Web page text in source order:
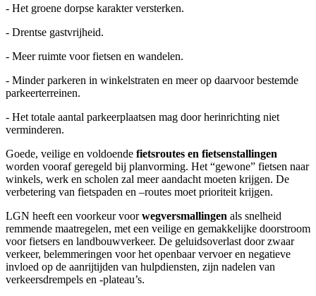
- Het groene dorpse karakter versterken.
- Drentse gastvrijheid.
- Meer ruimte voor fietsen en wandelen.
- Minder parkeren in winkelstraten en meer op daarvoor bestemde
parkeerterreinen.
- Het totale aantal parkeerplaatsen mag door herinrichting niet
verminderen.
Goede, veilige en voldoende fietsroutes en fietsenstallingen
worden vooraf geregeld bij planvorming. Het “gewone” fietsen naar
winkels, werk en scholen zal meer aandacht moeten krijgen. De
verbetering van fietspaden en –routes moet prioriteit krijgen.
LGN heeft een voorkeur voorwegversmallingen als snelheid
remmende maatregelen, met een veilige en gemakkelijke doorstroom
voor fietsers en landbouwverkeer. De geluidsoverlast door zwaar
verkeer, belemmeringen voor het openbaar vervoer en negatieve
invloed op de aanrijtijden van hulpdiensten, zijn nadelen van
verkeersdrempels en -plateau’s.